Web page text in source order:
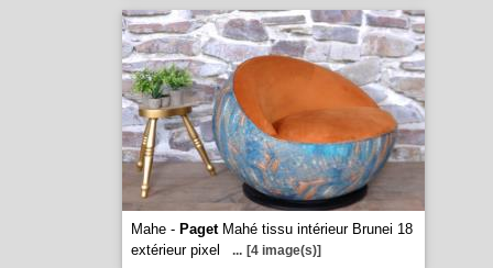
Mahe - PagetMahé tissu intérieur Brunei 18
extérieur pixel
... [4 image(s)]